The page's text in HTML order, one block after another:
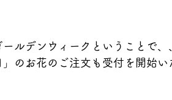
ールデンウィークということで、
」のお花のご注文も受付を開始